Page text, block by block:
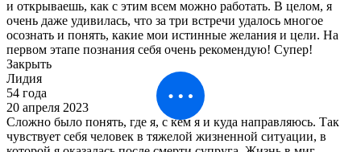
и открываешь, как с этим всем можно работать. В целом, я
очень даже удивилась, что за три встречи удалось многое
осознать и понять, какие мои истинные желания и цели. На
первом этапе познания себя очень рекомендую! Супер!
Закрыть
Лидия
54 года
20 апреля 2023
Сложно было понять, где я, с кем я и куда направляюсь. Так
чувствует себя человек в тяжелой жизненной ситуации, в